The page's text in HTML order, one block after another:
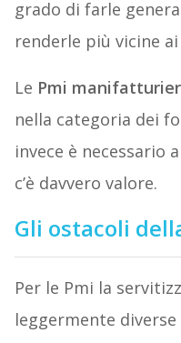
grado di farle
renderle più vicine
Le Pmi
nella categoria dei
invece è necessario
c’è davvero valore.
Gli ostacoli
Per le Pmi la
leggermente